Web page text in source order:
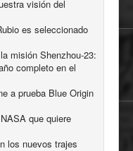
visión del
es seleccionado
misión Shenzhou-23:
completo en el
a prueba Blue Origin
que quiere
los nuevos trajes